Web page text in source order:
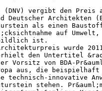
(DNV) vergibt den Preis
Deutscher Architekten
als einen
auf Umwelt,
ist.
wurde 2011
den Untertitel
Vorsitz von BDA-
aus, die
innovative
stehen.